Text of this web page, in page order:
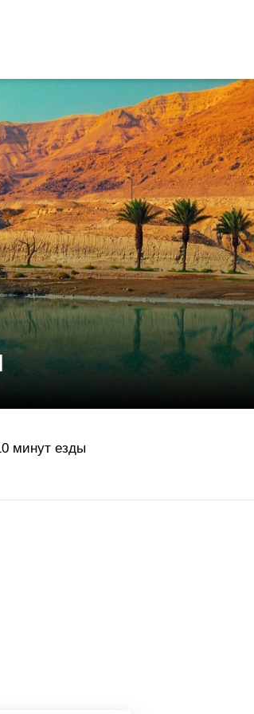
минут езды